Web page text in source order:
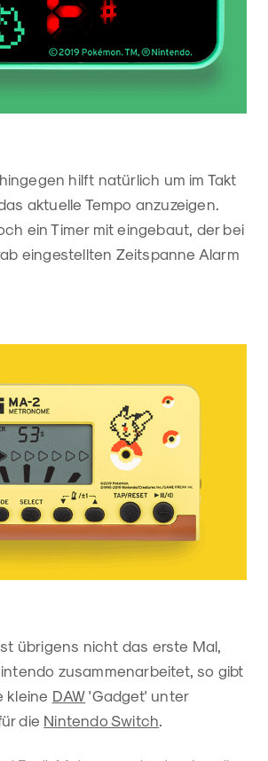
hilft natürlich um im Takt
aktuelle Tempo anzuzeigen.
ein Timer mit eingebaut, der bei
eingestellten Zeitspanne Alarm
übrigens nicht das erste Mal,
zusammenarbeitet, so gibt
kleine DAW 'Gadget' unter
die Nintendo Switch.